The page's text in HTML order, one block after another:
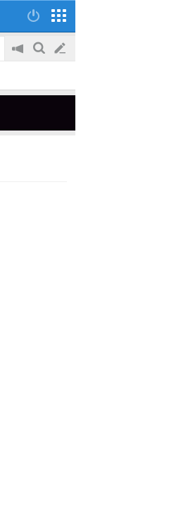
공
on/off
검
글
쓰